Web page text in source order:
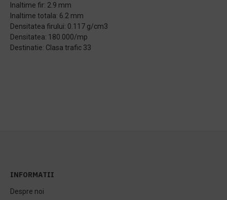
Inaltime fir: 2.9 mm
Inaltime totala: 6.2 mm
Densitatea firului: 0.117 g/cm3
Densitatea: 180.000/mp
Destinatie: Clasa trafic 33
INFORMATII
Despre noi